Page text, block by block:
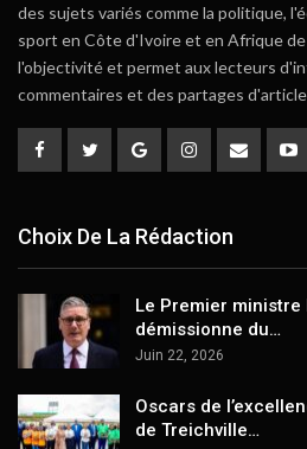
des sujets variés comme la politique,
sport en Côte d'Ivoire et en Afrique
l'objectivité et permet aux lecteurs
commentaires et des partages
Choix De La Rédaction
Le Premier
démissionne du…
Juin 22, 2026
Oscars de
de Treichville…